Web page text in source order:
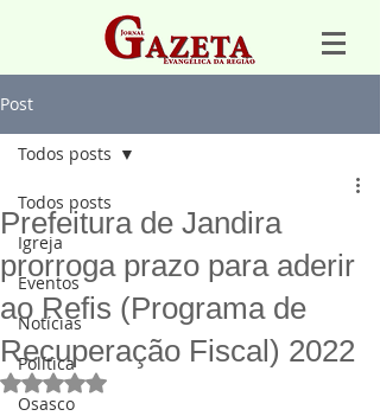
Post
Todos posts
Igreja
Eventos
Notícias
Política
Osasco
Todos posts
Prefeitura de Jandira
prorroga prazo para aderir
ao Refis (Programa de
Recuperação Fiscal) 2022
Avaliado com NaN de 5 estrelas.